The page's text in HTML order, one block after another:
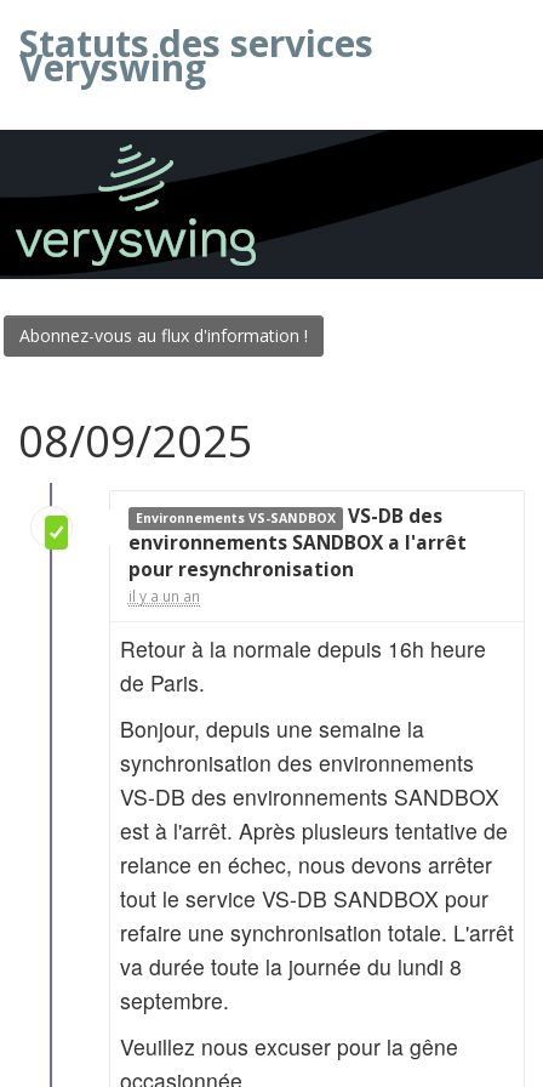
Statuts des services
Veryswing
Abonnez-vous au flux d'information !
08/09/2025
Environnements VS-SANDBOX
VS-DB des
environnements SANDBOX a l'arrêt
pour resynchronisation
il y a un an
Retour à la normale depuis 16h heure
de Paris.
Bonjour, depuis une semaine la
synchronisation des environnements
VS-DB des environnements SANDBOX
est à l'arrêt. Après plusieurs tentative de
relance en échec, nous devons arrêter
tout le service VS-DB SANDBOX pour
refaire une synchronisation totale. L'arrêt
va durée toute la journée du lundi 8
septembre.
Veuillez nous excuser pour la gêne
occasionnée.